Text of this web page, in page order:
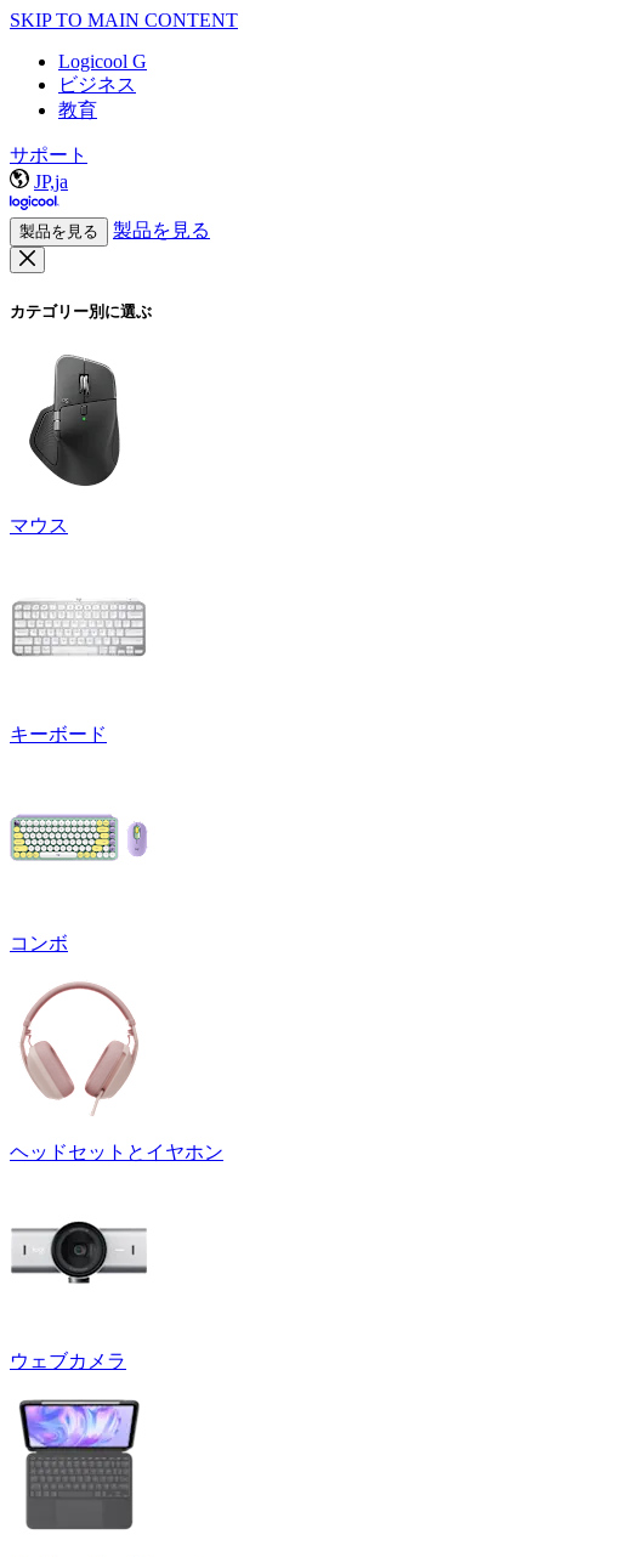
SKIP TO MAIN CONTENT
Logicool G
ビジネス
教育
サポート
JP,ja
製品を見る 製品を見る
カテゴリー別に選ぶ
マウス
キーボード
コンボ
ヘッドセットとイヤホン
ウェブカメラ